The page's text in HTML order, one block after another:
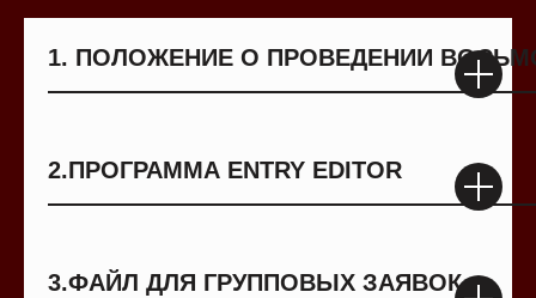
1. ПОЛОЖЕНИЕ О ПРОВЕДЕНИИ
2.ПРОГРАММА ENTRY EDITOR
3.ФАЙЛ ДЛЯ ГРУППОВЫХ ЗАЯВОК